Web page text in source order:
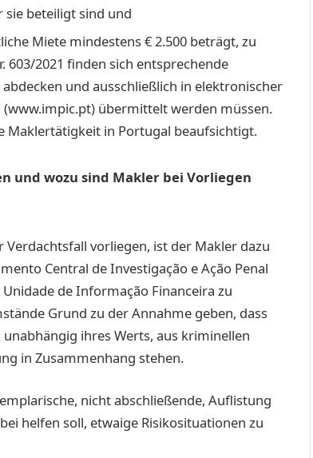
beteiligt sind und
Miete mindestens € 2.500 beträgt, zu
2021 finden sich entsprechende
und ausschließlich in elektronischer
übermittelt werden müssen.
Maklertätigkeit in Portugal beaufsichtigt.
und wozu sind Makler bei Vorliegen
vorliegen, ist der Makler dazu
Central de Investigação e Ação Penal
de Informação Financeira zu
Grund zu der Annahme geben, dass
ihres Werts, aus kriminellen
in Zusammenhang stehen.
nicht abschließende, Auflistung
helfen soll, etwaige Risikosituationen zu